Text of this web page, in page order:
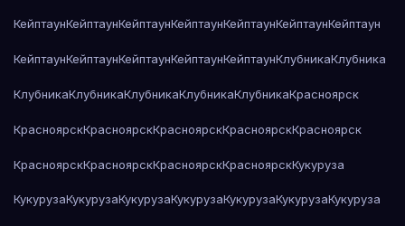
КейптаунКейптаунКейптаунКейптаунКейптаунКейптаунКейптаун
КейптаунКейптаунКейптаунКейптаунКейптаунКлубникаКлубника
КлубникаКлубникаКлубникаКлубникаКлубникаКрасноярск
КрасноярскКрасноярскКрасноярскКрасноярскКрасноярск
КрасноярскКрасноярскКрасноярскКрасноярскКукуруза
КукурузаКукурузаКукурузаКукурузаКукурузаКукурузаКукуруза